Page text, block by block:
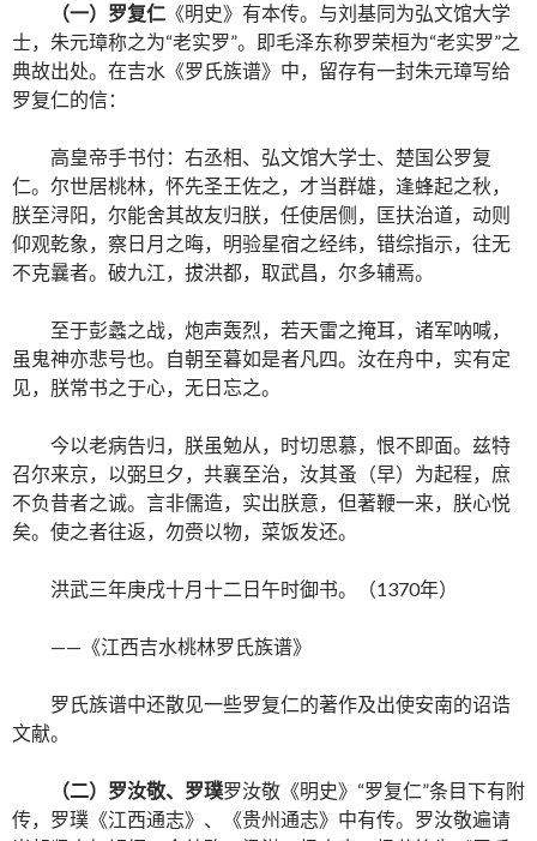
（一）罗复仁 《明史》有本传。与刘基同为弘文馆大学
士，朱元璋称之为“老实罗”。即毛泽东称罗荣桓为“老实罗”之
典故出处。在吉水《罗氏族谱》中，留存有一封朱元璋写给
罗复仁的信：
高皇帝手书付：右丞相、弘文馆大学士、楚国公罗复
仁。尔世居桃林，怀先圣王佐之，才当群雄，逢蜂起之秋，
朕至浔阳，尔能舍其故友归朕，任使居侧，匡扶治道，动则
仰观乾象，察日月之晦，明验星宿之经纬，错综指示，往无
不克曩者。破九江，拔洪都，取武昌，尔多辅焉。
至于彭蠡之战，炮声轰烈，若天雷之掩耳，诸军呐喊，
虽鬼神亦悲号也。自朝至暮如是者凡四。汝在舟中，实有定
见，朕常书之于心，无日忘之。
今以老病告归，朕虽勉从，时切思慕，恨不即面。兹特
召尔来京，以弼旦夕，共襄至治，汝其蚤（早）为起程，庶
不负昔者之诚。言非儒造，实出朕意，但著鞭一来，朕心悦
矣。使之者往返，勿赍以物，菜饭发还。
洪武三年庚戌十月十二日午时御书。（1370年）
——《江西吉水桃林罗氏族谱》
罗氏族谱中还散见一些罗复仁的著作及出使安南的诏诰
文献。
（二）罗汝敬、罗璞罗汝敬《明史》“罗复仁”条目下有附
传，罗璞《江西通志》、《贵州通志》中有传。罗汝敬遍请